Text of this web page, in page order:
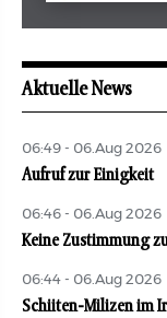
revue
Aktuelle News
06:49 - 06.Aug 2026
Aufruf zur Einigkeit
06:46 - 06.Aug 2026
Keine Zustimmung
06:44 - 06.Aug 2026
Schiiten-Milizen im